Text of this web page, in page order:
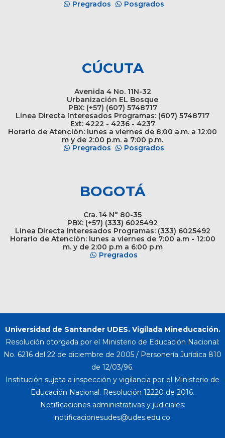
Pregrados
Posgrados
CÚCUTA
Avenida 4 No. 11N-32
Urbanización EL Bosque
PBX: (+57) (607) 5748717
Línea Directa Interesados Programas: (607) 5748717
Ext: 4222 - 4236 - 4237
Horario de Atención: lunes a viernes de 8:00 a.m. a 12:00
m y de 2:00 p.m. a 7:00 p.m.
Pregrados
Posgrados
BOGOTÁ
Cra. 14 N° 80-35
PBX: (+57) (333) 6025492
Línea Directa Interesados Programas: (333) 6025492
Horario de Atención: lunes a viernes de 7:00 a.m - 12:00
m. y de 2:00 p.m a 6:00 p.m
Pregrados
Universidad de Santander UDES. Vigilada Mineducación.
Resolución otorgada por el Ministerio de Educación Nacional:
No. 6216 del 22 de diciembre de 2005 / Personería Jurídica 810
de 12/03/96.
Institución sujeta a inspección y vigilancia por el Ministerio de
Educación Nacional. Resolución 12220 de 2016.
Notificaciones administrativas y judiciales: